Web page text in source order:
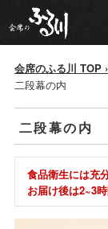
会席のふる川 TOP
二段幕の内
二段幕の内
食品衛生には充
お届け後は2~3